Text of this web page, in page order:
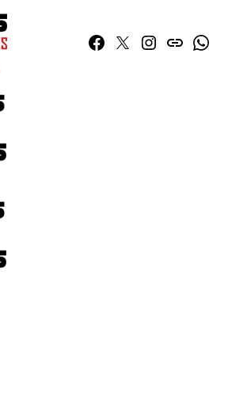
Facebook
TwitterInstagram
issuu